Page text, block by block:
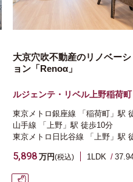
大京穴吹不動産のリノベー
ョン「Renoα」
ルジェンテ・リベル上野稲荷町
東京メトロ銀座線 「稲荷町」駅
山手線
「上野」駅 徒歩10分
東京メトロ日比谷線
「上野」駅
5,898 万円(税込) 1LDK